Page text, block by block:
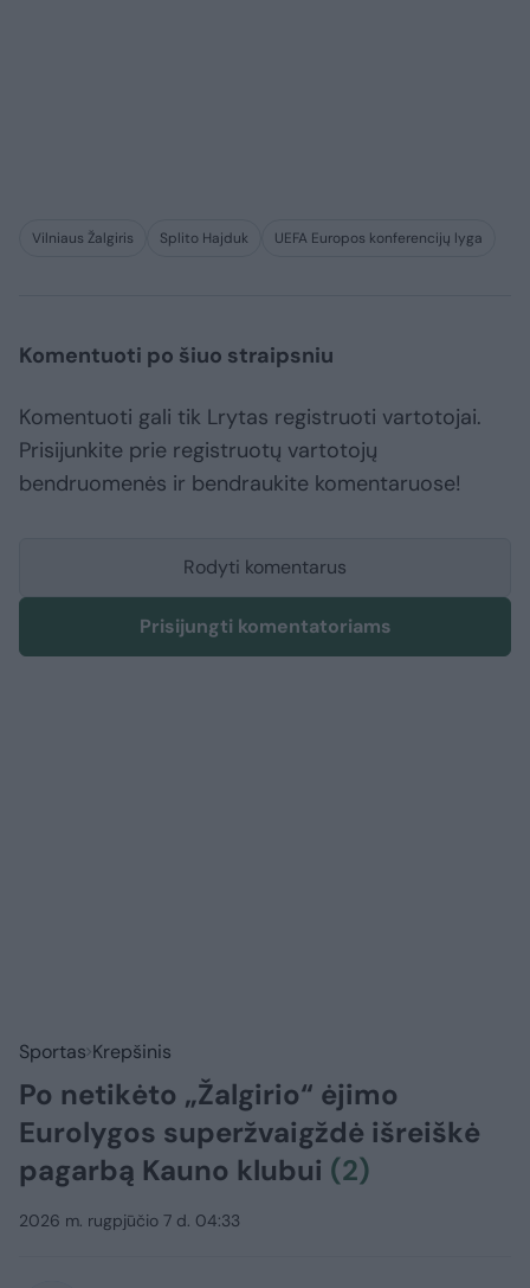
Vilniaus Žalgiris Splito Hajduk UEFA Europos konferencijų lyga
Komentuoti po šiuo straipsniu
Komentuoti gali tik Lrytas registruoti vartotojai.
Prisijunkite prie registruotų vartotojų
bendruomenės ir bendraukite komentaruose!
Rodyti komentarus
Prisijungti komentatoriams
Sportas Krepšinis
Po netikėto „Žalgirio“ ėjimo
Eurolygos superžvaigždė išreiškė
pagarbą Kauno klubui (2)
2026 m. rugpjūčio 7 d. 04:33